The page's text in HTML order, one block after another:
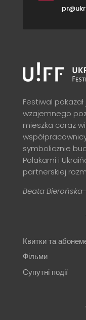
Festiwal
wzajemnego
mieszka coraz
symbolicznie
Polakami i
partnerskiej
Beata
Квитки та
Фільми
Супутні події